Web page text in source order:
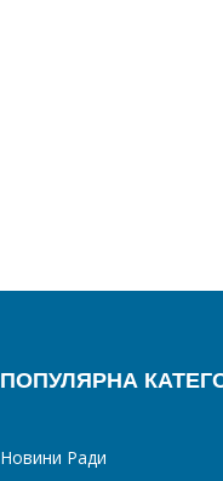
ПОПУЛЯРНА
Новини Ради